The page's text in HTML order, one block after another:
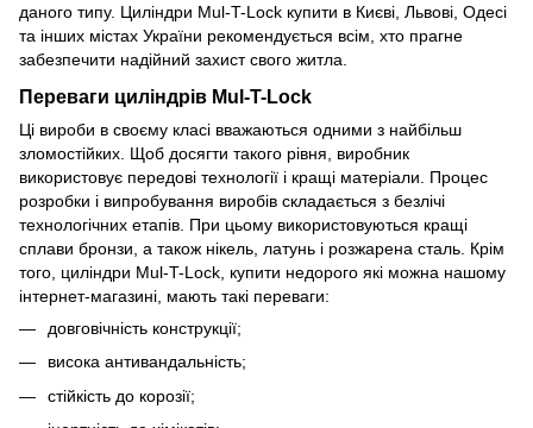
даного типу. Циліндри Mul-T-Lock купити в Києві, Львові, Одесі
та інших містах України рекомендується всім, хто прагне
забезпечити надійний захист свого житла.
Переваги циліндрів Mul-T-Lock
Ці вироби в своєму класі вважаються одними з найбільш
зломостійких. Щоб досягти такого рівня, виробник
використовує передові технології і кращі матеріали. Процес
розробки і випробування виробів складається з безлічі
технологічних етапів. При цьому використовуються кращі
сплави бронзи, а також нікель, латунь і розжарена сталь. Крім
того, циліндри Mul-T-Lock, купити недорого які можна нашому
інтернет-магазині, мають такі переваги:
довговічність конструкції;
висока антивандальність;
стійкість до корозії;